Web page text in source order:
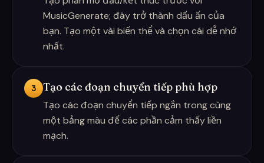
MusicGenerate; đây trở thành dấu ấn của
bạn. Tạo một vài biến thể và chọn cái dễ nhớ
nhất.
3 Tạo các đoạn chuyển tiếp phù hợp
Tạo các đoạn chuyển tiếp ngắn trong cùng
một bảng màu để các phần cảm thấy liền
mạch.